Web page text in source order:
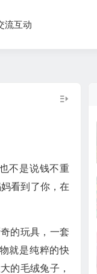
流互动
不是说钱不重
看到了你，在
的玩具，一套
就是纯粹的快
的毛绒兔子，